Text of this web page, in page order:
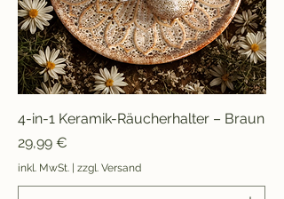
4-in-1 Keramik-Räucherhalter – Braun
Preis
29,99 €
inkl. MwSt. | zzgl. Versand